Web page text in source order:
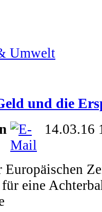
Umwelt
und die
14.03.16
eine